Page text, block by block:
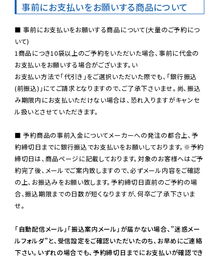
事前にお支払いをお願いする商品について
■ 事前にお支払いをお願いする商品について(大量のご予約につ
いて)
1商品につき10袋以上のご予約をいただいた場合、事前に代金の
お支払いをお願いする場合がございます。い
お支払い方法で「代引き」をご選択いただいた際でも、「銀行振込
(前振込)」にてご請求となりますので、ご了承下さいませ。尚、振込
み期限内にお支払いただけない場合は、恐れ入りますがキャンセ
ル扱いとさせていただきます。
■ 予約商品の事前入金についてメーカーへの発注の都合上、予
約締切日までに銀行振込でお支払いをお願いしております。※予約
締切日は、商品ページに記載しております。対象のお客様へはご予
約完了後、メールでご案内致しますので、必ずメール内容をご確認
の上、お振込みをお願い致します。予約締切日直前のご予約の場
合、振込期限までの日数が短くなりますが、何卒ご了承下さいま
せ。
「自動配信メール」「振込案内メール」が届かない場合、”迷惑メー
ルフォルダ”と、受信設定をご確認いただいたのち、お早めにご連絡
下さい。いずれの場合でも、予約締切日までにお支払いが確認でき